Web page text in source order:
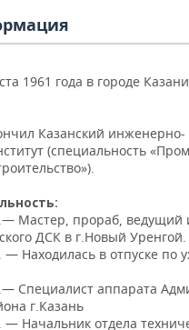
ДОХОДАХ
ПФО
1961 года в городе
Казанский инженерно-
(специальность
:
Мастер, прораб, ведущий
ДСК в г.Новый Уренгой.
Находилась в отпуске по
Специалист аппарата
г.Казань
— Начальник отдела